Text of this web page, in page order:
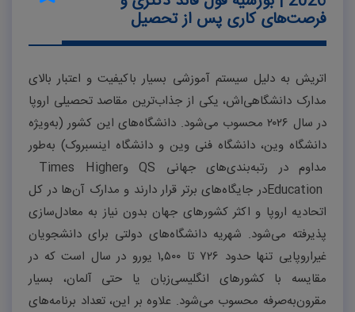
فرصت‌های کاری پس از تحصیل
اتریش به دلیل سیستم آموزشی بسیار باکیفیت و اعتبار بالای
مدارک دانشگاهی‌اش، یکی از جذاب‌ترین مقاصد تحصیلی اروپا
در سال ۲۰۲۶محسوب می‌شود. دانشگاه‌های این کشور (به‌ویژه
دانشگاه وین، دانشگاه فنی وین و دانشگاه اینسبروک) به‌طور
مداوم در رتبه‌بندی‌های جهانی QSوTimes Higher
Educationدر جایگاه‌های برتر قرار دارند و مدارک آن‌ها در کل
اتحادیه اروپا و اکثر کشورهای جهان بدون نیاز به معادل‌سازی
پذیرفته می‌شود. شهریه دانشگاه‌های دولتی برای دانشجویان
غیراروپایی تنها حدود ۷۲۶ تا ۱٬۵۰۰ یورو در سال است که در
مقایسه با کشورهای انگلیسی‌زبان یا حتی آلمان، بسیار
مقرون‌به‌صرفه محسوب می‌شود. علاوه بر این، تعداد برنامه‌های